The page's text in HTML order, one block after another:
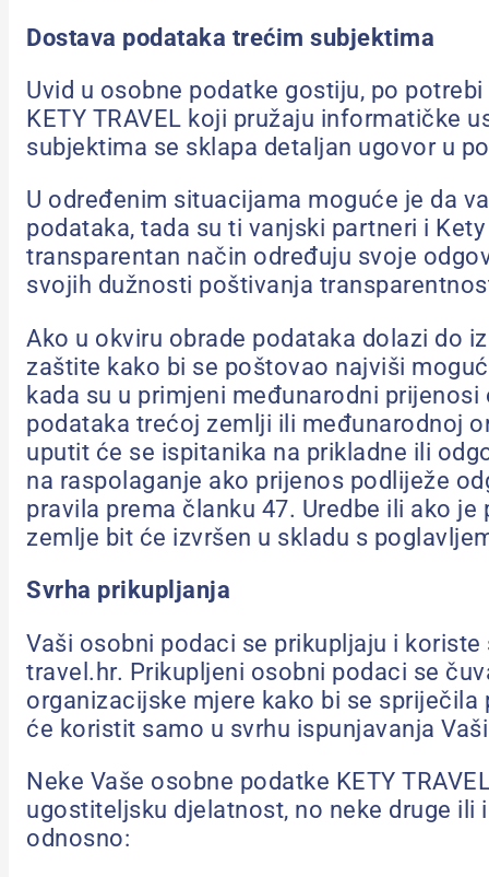
Dostava podataka trećim subjektima
Uvid u osobne podatke gostiju, po
KETY TRAVEL koji pružaju informatičke
subjektima se sklapa detaljan ugovor u
U određenim situacijama moguće je da
podataka, tada su ti vanjski partneri i
transparentan način određuju svoje
svojih dužnosti poštivanja
Ako u okviru obrade podataka dolazi do
zaštite kako bi se poštovao najviši
kada su u primjeni međunarodni
podataka trećoj zemlji ili međunarodnoj
uputit će se ispitanika na prikladne ili
na raspolaganje ako prijenos podliježe
pravila prema članku 47. Uredbe ili ako
zemlje bit će izvršen u skladu s
Svrha prikupljanja
Vaši osobni podaci se prikupljaju i
travel.hr. Prikupljeni osobni podaci se
organizacijske mjere kako bi se spriječila
će koristit samo u svrhu ispunjavanja
Neke Vaše osobne podatke KETY
ugostiteljsku djelatnost, no neke druge ili
odnosno: